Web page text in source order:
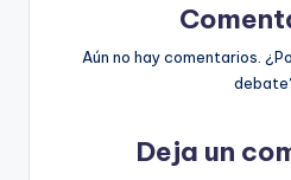
Aún no hay comentarios.
Deja un